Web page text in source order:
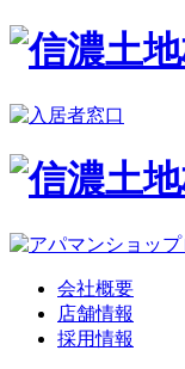
会社概要
店舗情報
採用情報